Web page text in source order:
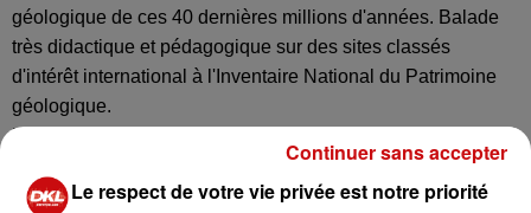
géologique de ces 40 dernières millions d'années. Balade
très didactique et pédagogique sur des sites classés
d'intérêt international à l'Inventaire National du Patrimoine
géologique.
Lieux : entre Niedermorschwhir et Ingersheim
Durée : 2h30 environ
Le respect de votre vie privée est notre priorité
Continuer sans accepter